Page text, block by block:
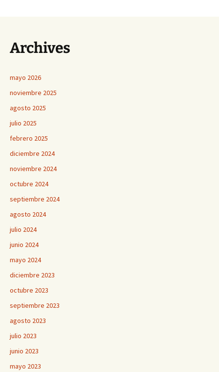
entradas
Archives
mayo 2026
noviembre 2025
agosto 2025
julio 2025
febrero 2025
diciembre 2024
noviembre 2024
octubre 2024
septiembre 2024
agosto 2024
julio 2024
junio 2024
mayo 2024
diciembre 2023
octubre 2023
septiembre 2023
agosto 2023
julio 2023
junio 2023
mayo 2023